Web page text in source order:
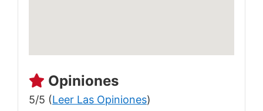
Opiniones
5/5 (Leer Las Opiniones)